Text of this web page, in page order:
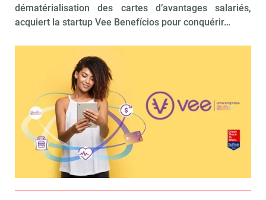
dématérialisation des cartes d’avantages salariés,
acquiert la startup Vee Benefícios pour conquérir…